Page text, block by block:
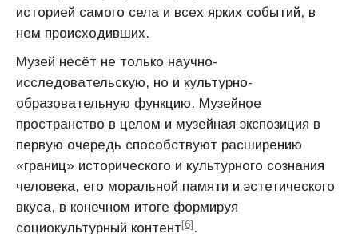
историей самого села и всех ярких событий, в
нем происходивших.
Музей несёт не только научно-
исследовательскую, но и культурно-
образовательную функцию. Музейное
пространство в целом и музейная экспозиция в
первую очередь способствуют расширению
«границ» исторического и культурного сознания
человека, его моральной памяти и эстетического
вкуса, в конечном итоге формируя
социокультурный контент[6] .